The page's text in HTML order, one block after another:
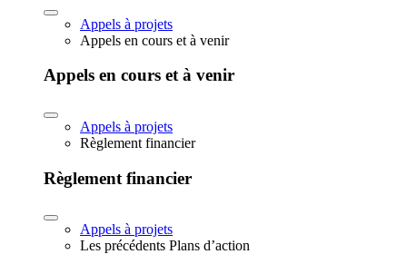
Appels à projets
Appels en cours et à venir
Appels en cours et à venir
Appels à projets
Règlement financier
Règlement financier
Appels à projets
Les précédents Plans d’action